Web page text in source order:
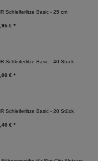
Schleiferlitze Basic - 25 cm
€ *
Schleiferlitze Basic - 40 Stück
€ *
Schleiferlitze Basic - 20 Stück
€ *